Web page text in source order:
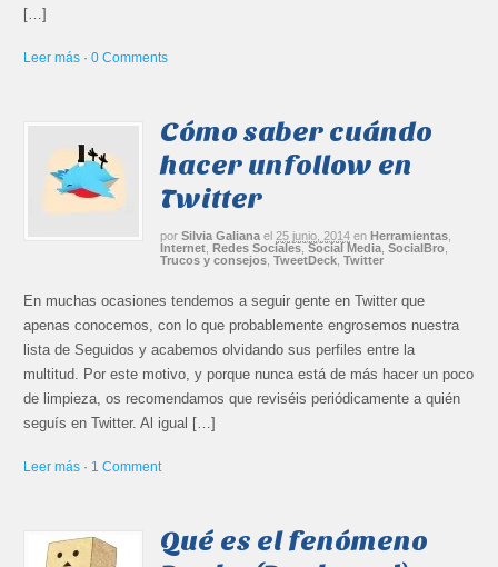
[…]
Leer más ·0 Comments
Cómo saber cuándo
hacer unfollow en
Twitter
por Silvia Galiana el 25 junio, 2014 en Herramientas
Internet ,Redes Sociales,Social Media ,SocialBro
Trucos y consejos ,TweetDeck ,Twitter
En muchas ocasiones tendemos a seguir gente en Twitter que
apenas conocemos, con lo que probablemente engrosemos nuestra
lista de Seguidos y acabemos olvidando sus perfiles entre la
multitud. Por este motivo, y porque nunca está de más hacer un poco
de limpieza, os recomendamos que reviséis periódicamente a quién
seguís en Twitter. Al igual […]
Leer más · 1 Comment
Qué es el fenómeno